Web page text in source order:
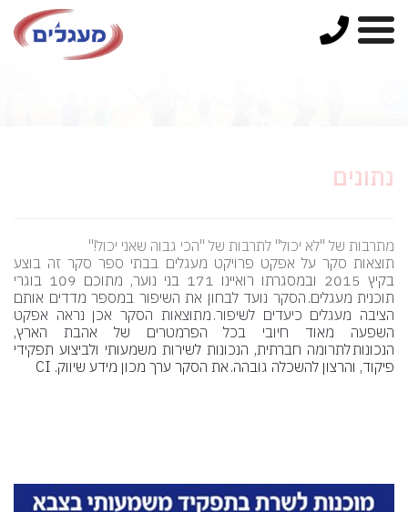
נתונים
מתרבות של "לא יכול" לתרבות של "הכי גבוה שאני יכול!"
תוצאות סקר על אפקט פרויקט מעגלים בבתי ספר סקר זה בוצע
בקיץ 2015 ובמסגרתו רואיינו 171 בני נוער, מתוכם 109 בוגרי
תוכנית מעגלים. הסקר נועד לבחון את השיפור במספר מדדים אותם
הציבה מעגלים כיעדים לשיפור. מתוצאות הסקר אכן נראה אפקט
השפעה מאוד חיובי בכל הפרמטרים של אהבת הארץ,
הנכונות לתרומה חברתית, הנכונות לשירות משמעותי ולביצוע תפקידי
פיקוד, והרצון להשכלה גובהה. את הסקר ערך מכון מידע שיווק. CI